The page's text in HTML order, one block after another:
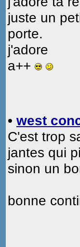
juste un
porte.
j'adore
a++
• west
C'est trop
jantes qui
sinon un
bonne